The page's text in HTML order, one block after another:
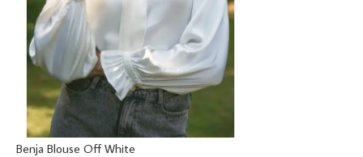
Benja Blouse Off White